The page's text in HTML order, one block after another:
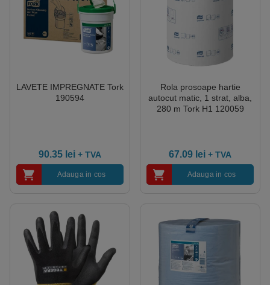
LAVETE IMPREGNATE Tork
190594
90.35 lei + TVA
Adauga in cos
Rola prosoape hartie
autocut matic, 1 strat, alba,
280 m Tork H1 120059
67.09 lei + TVA
Adauga in cos